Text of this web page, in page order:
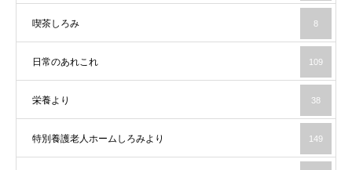
喫茶しろみ 8
日常のあれこれ 109
栄養より 38
特別養護老人ホームしろみより 149